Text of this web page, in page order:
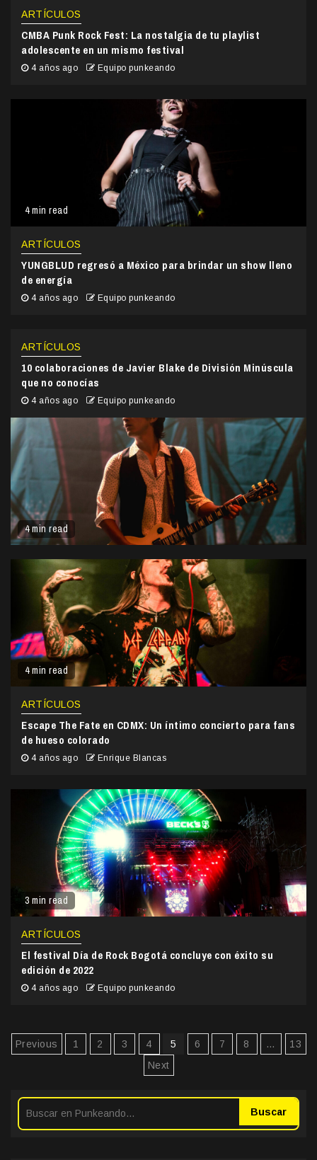
ARTÍCULOS
CMBA Punk Rock Fest: La nostalgia de tu playlist
adolescente en un mismo festival
4 años ago Equipo punkeando
4 min read
ARTÍCULOS
YUNGBLUD regresó a México para brindar un show lleno
de energía
4 años ago Equipo punkeando
4 min read
ARTÍCULOS
10 colaboraciones de Javier Blake de División Minúscula
que no conocías
4 años ago Equipo punkeando
4 min read
ARTÍCULOS
Escape The Fate en CDMX: Un íntimo concierto para fans
de hueso colorado
4 años ago Enrique Blancas
3 min read
ARTÍCULOS
El festival Día de Rock Bogotá concluye con éxito su
edición de 2022
4 años ago Equipo punkeando
Paginación
entradas
Previous 1 2 3 4 5 6 7 8 …
13
Next
Buscar